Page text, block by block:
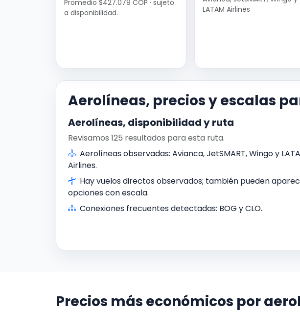
Promedio $427.079 COP · sujeto
a disponibilidad.
LATAM Airlines
Aerolíneas, precios y escalas
Aerolíneas, disponibilidad y ruta
Revisamos 125 resultados para esta ruta.
Aerolíneas observadas: Avianca, JetSMART, Wingo y
Airlines.
Hay vuelos directos observados; también pueden
opciones con escala.
Conexiones frecuentes detectadas: BOG y CLO.
Precios más económicos por